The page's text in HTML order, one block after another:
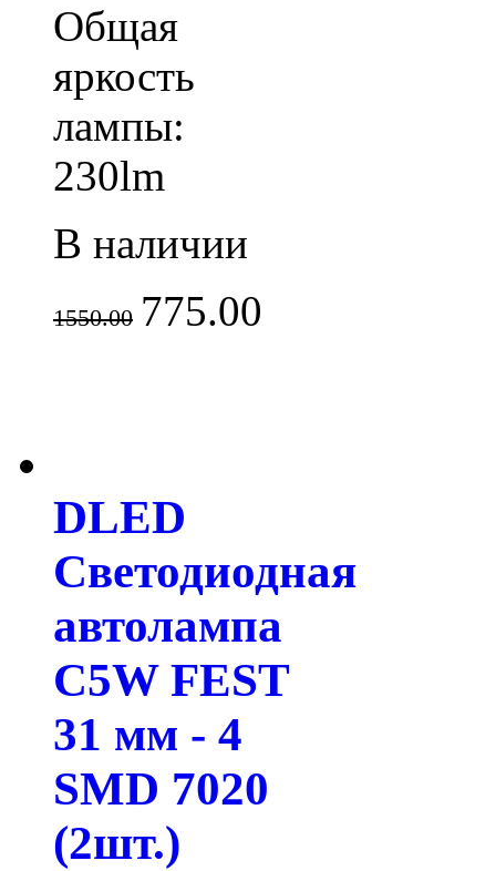
Общая
яркость
лампы:
230lm
В наличии
1550.00 775.00
DLED
Светодиодная
автолампа
C5W FEST
31 мм - 4
SMD 7020
(2шт.)